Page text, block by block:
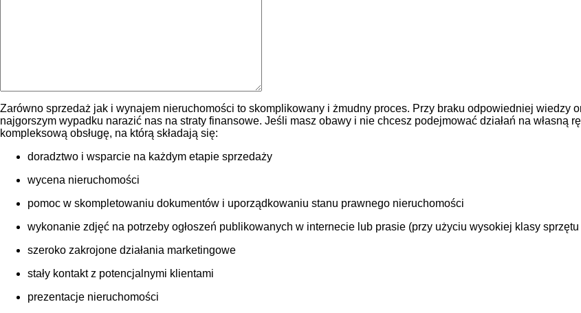
Zarówno sprzedaż jak i wynajem nieruchomości to skomplikowany i żmudny proces. Przy braku odpowiedniej wiedzy
najgorszym wypadku narazić nas na straty finansowe. Jeśli masz obawy i nie chcesz podejmować działań na własną
kompleksową obsługę, na którą składają się:
doradztwo i wsparcie na każdym etapie sprzedaży
wycena nieruchomości
pomoc w skompletowaniu dokumentów i uporządkowaniu stanu prawnego nieruchomości
wykonanie zdjęć na potrzeby ogłoszeń publikowanych w internecie lub prasie (przy użyciu wysokiej klasy
szeroko zakrojone działania marketingowe
stały kontakt z potencjalnymi klientami
prezentacje nieruchomości